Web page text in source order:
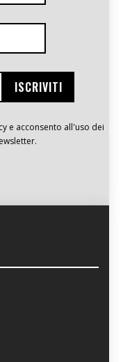
e acconsento all'uso dei